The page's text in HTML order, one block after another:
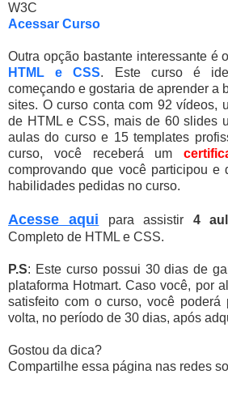
W3C
Acessar Curso
Outra opção bastante interessante é
HTML e CSS. Este curso é
começando e gostaria de aprender a
sites. O curso conta com 92 vídeos,
de HTML e CSS, mais de 60 slides
aulas do curso e 15 templates
curso, você receberá um
comprovando que você participou e
habilidades pedidas no curso.
Acesse aqui para assistir 4
Completo de HTML e CSS.
P.S: Este curso possui 30 dias de
plataforma Hotmart. Caso você, por
satisfeito com o curso, você
volta, no período de 30 dias, após
Gostou da dica?
Compartilhe essa página nas redes